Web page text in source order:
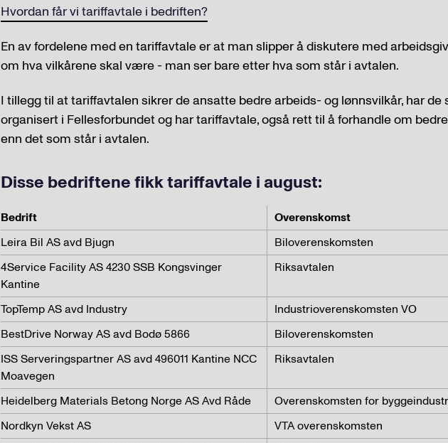
Hvordan får vi tariffavtale i bedriften?
En av fordelene med en tariffavtale er at man slipper å diskutere med
om hva vilkårene skal være - man ser bare etter hva som står i avtalen.
I tillegg til at tariffavtalen sikrer de ansatte bedre arbeids- og lønnsvilkår, har de
organisert i Fellesforbundet og har tariffavtale, også rett til å forhandle om
enn det som står i avtalen.
Disse bedriftene fikk tariffavtale i august:
Bedrift
Overenskomst
Leira Bil AS avd Bjugn
Biloverenskomsten
4Service Facility AS 4230 SSB Kongsvinger
Kantine
Riksavtalen
TopTemp AS avd Industry
Industrioverenskomsten VO
BestDrive Norway AS avd Bodø 5866
Biloverenskomsten
ISS Serveringspartner AS avd 496011 Kantine NCC
Moavegen
Riksavtalen
Heidelberg Materials Betong Norge AS Avd Råde
Overenskomsten for
Nordkyn Vekst AS
VTA overenskomsten